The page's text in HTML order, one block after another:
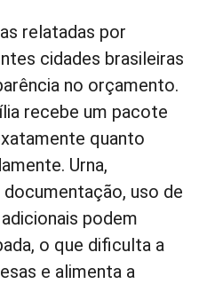
relatadas por
cidades brasileiras
no orçamento.
recebe um pacote
quanto
Urna,
uso de
podem
o que dificulta a
e alimenta a